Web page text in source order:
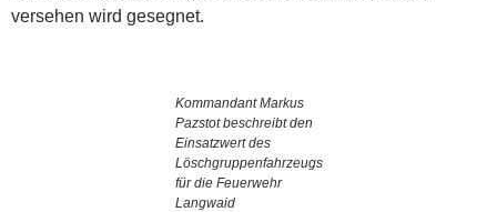
versehen wird gesegnet.
Kommandant Markus
Pazstot beschreibt den
Einsatzwert des
Löschgruppenfahrzeugs
für die Feuerwehr
Langwaid